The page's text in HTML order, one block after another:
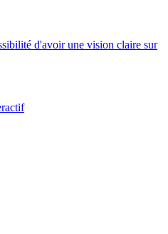
d'avoir une vision claire sur